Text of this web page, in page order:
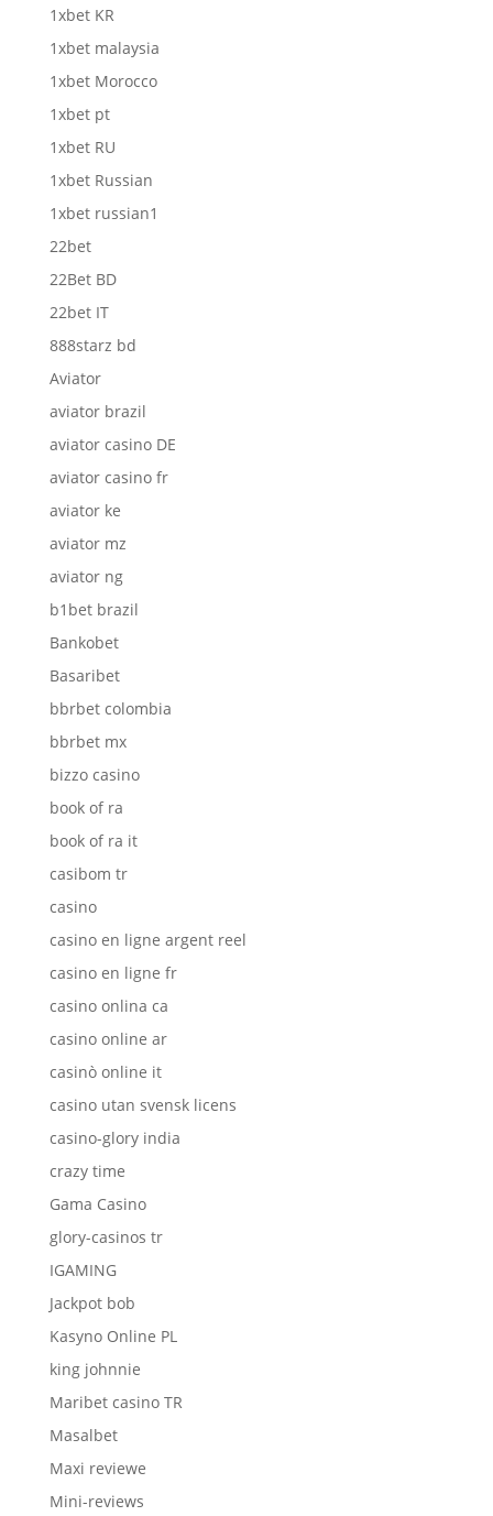
1xbet KR
1xbet malaysia
1xbet Morocco
1xbet pt
1xbet RU
1xbet Russian
1xbet russian1
22bet
22Bet BD
22bet IT
888starz bd
Aviator
aviator brazil
aviator casino DE
aviator casino fr
aviator ke
aviator mz
aviator ng
b1bet brazil
Bankobet
Basaribet
bbrbet colombia
bbrbet mx
bizzo casino
book of ra
book of ra it
casibom tr
casino
casino en ligne argent reel
casino en ligne fr
casino onlina ca
casino online ar
casinò online it
casino utan svensk licens
casino-glory india
crazy time
Gama Casino
glory-casinos tr
IGAMING
Jackpot bob
Kasyno Online PL
king johnnie
Maribet casino TR
Masalbet
Maxi reviewe
Mini-reviews